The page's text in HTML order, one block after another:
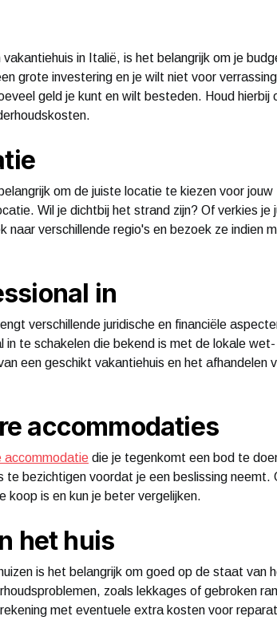
in Italië, is het belangrijk om je
grote investering en je wilt niet voor
geld je kunt en wilt besteden. Houd hierbij
om de juiste locatie te kiezen voor jouw
Wil je dichtbij het strand zijn? Of verkies je
verschillende regio's en bezoek ze indien
in
verschillende juridische en financiële
te schakelen die bekend is met de lokale
een geschikt vakantiehuis en het afhandelen
accommodaties
accommodatie die je tegenkomt een bod te
bezichtigen voordat je een beslissing neemt.
koop is en kun je beter vergelijken.
het huis
is het belangrijk om goed op de staat van
zoals lekkages of gebroken
met eventuele extra kosten voor